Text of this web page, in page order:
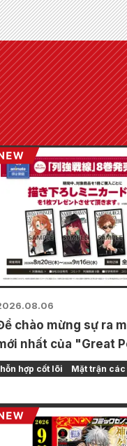
chào mừng sự ra
nhất của "Great
một hội
được tổ chức tại
trên toàn
ngày 20 tháng 8,
thể nhận được một
hỗn hợp cốt lõi Mặt trận